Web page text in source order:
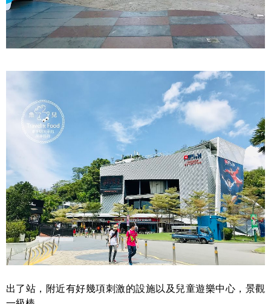
出了站，附近有好幾項刺激的設施以及兒童遊樂中心，景觀